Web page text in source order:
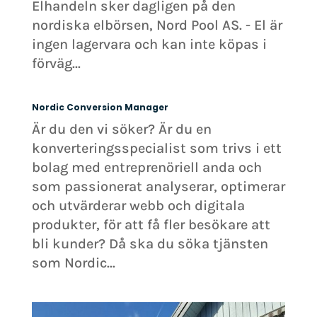
Elhandeln sker dagligen på den
nordiska elbörsen, Nord Pool AS. - El är
ingen lagervara och kan inte köpas i
förväg...
Nordic Conversion Manager
Är du den vi söker? Är du en
konverteringsspecialist som trivs i ett
bolag med entreprenöriell anda och
som passionerat analyserar, optimerar
och utvärderar webb och digitala
produkter, för att få fler besökare att
bli kunder? Då ska du söka tjänsten
som Nordic...